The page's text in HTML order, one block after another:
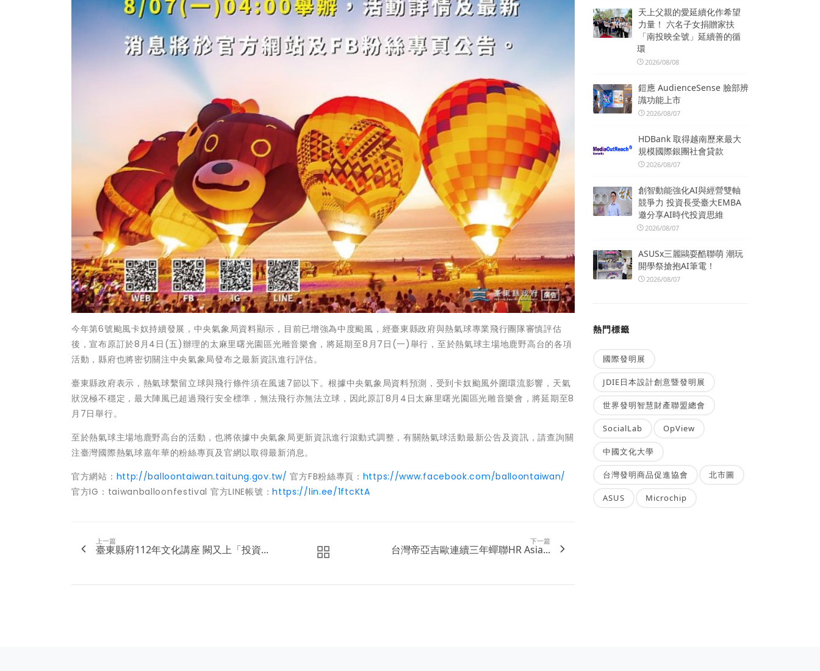
今年第6號颱風卡奴持續發展，中央氣象局資料顯示，目前已增強為中度颱風，經臺東縣政府與熱氣球專業飛行團隊審慎評估
後，宣布原訂於8月4日(五)辦理的太麻里曙光園區光雕音樂會，將延期至8月7日(一)舉行，至於熱氣球主場地鹿野高台的各項
活動，縣府也將密切關注中央氣象局發布之最新資訊進行評估。
臺東縣政府表示，熱氣球繫留立球與飛行條件須在風速7節以下。根據中央氣象局資料預測，受到卡奴颱風外圍環流影響，天氣
狀況極不穩定，最大陣風已超過飛行安全標準，無法飛行亦無法立球，因此原訂8月4日太麻里曙光園區光雕音樂會，將延期至8
月7日舉行。
至於熱氣球主場地鹿野高台的活動，也將依據中央氣象局更新資訊進行滾動式調整，有關熱氣球活動最新公告及資訊，請查詢關
注臺灣國際熱氣球嘉年華的粉絲專頁及官網以取得最新消息。
官方網站： http://balloontaiwan.taitung.gov.tw/ 官方FB粉絲專頁： https://www.facebook.com/balloontaiwan/
官方IG：taiwanballoonfestival 官方LINE帳號：https://lin.ee/1ftcKtA
上一篇
臺東縣府112年文化講座 闕又上「投資...
下一篇
台灣帝亞吉歐連續三年蟬聯HR Asia...
天上父親的愛延續化作希望
力量！ 六名子女捐贈家扶
「南投映全號」延續善的循
環
2026/08/08
鎧應 AudienceSense 臉部辨
識功能上市
2026/08/07
HDBank 取得越南歷來最大
規模國際銀團社會貸款
2026/08/07
創智動能強化AI與經營雙軸
競爭力 投資長受臺大EMBA
邀分享AI時代投資思維
2026/08/07
ASUSx三麗鷗耍酷聯萌 潮玩
開學祭搶抱AI筆電！
2026/08/07
熱門標籤
國際發明展
JDIE日本設計創意暨發明展
世界發明智慧財產聯盟總會
SocialLab OpView
中國文化大學
台灣發明商品促進協會 北市圖
ASUS Microchip